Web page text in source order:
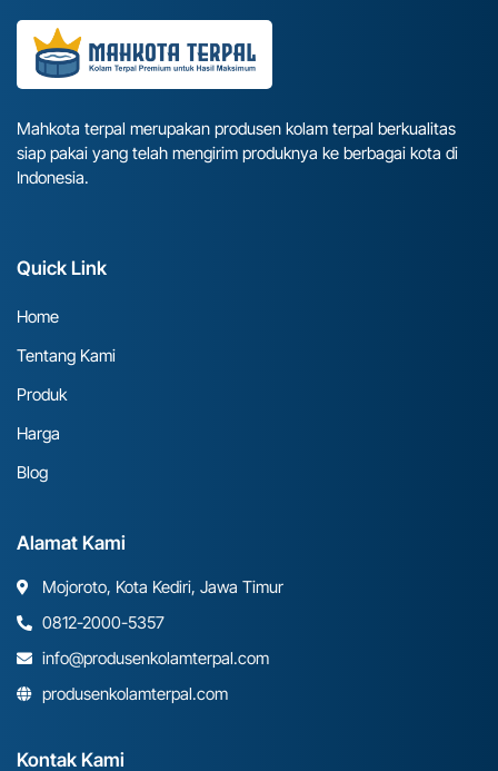
Mahkota terpal merupakan produsen kolam terpal berkualitas
siap pakai yang telah mengirim produknya ke berbagai kota di
Indonesia.
Quick Link
Home
Tentang Kami
Produk
Harga
Blog
Alamat Kami
Mojoroto, Kota Kediri, Jawa Timur
0812-2000-5357
info@produsenkolamterpal.com
produsenkolamterpal.com
Kontak Kami